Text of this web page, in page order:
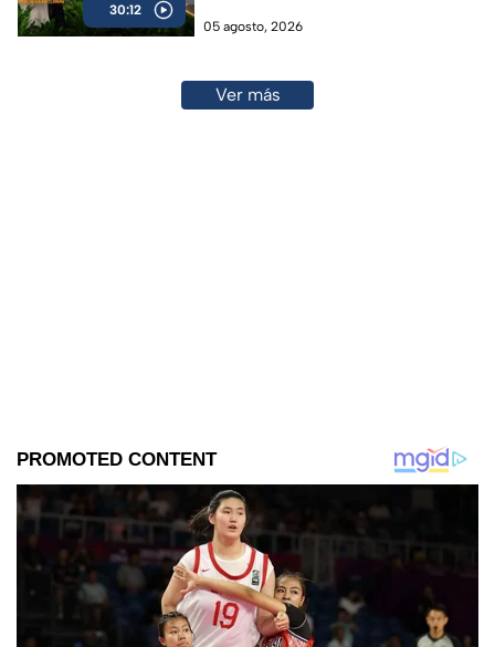
30:12
05 agosto, 2026
Ver más